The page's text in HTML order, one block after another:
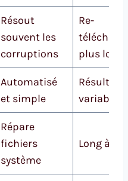
Résout
souvent les
corruptions
Re-
plus long
Automatisé
et simple
Résultats
variables
Répare
fichiers
système
Long à